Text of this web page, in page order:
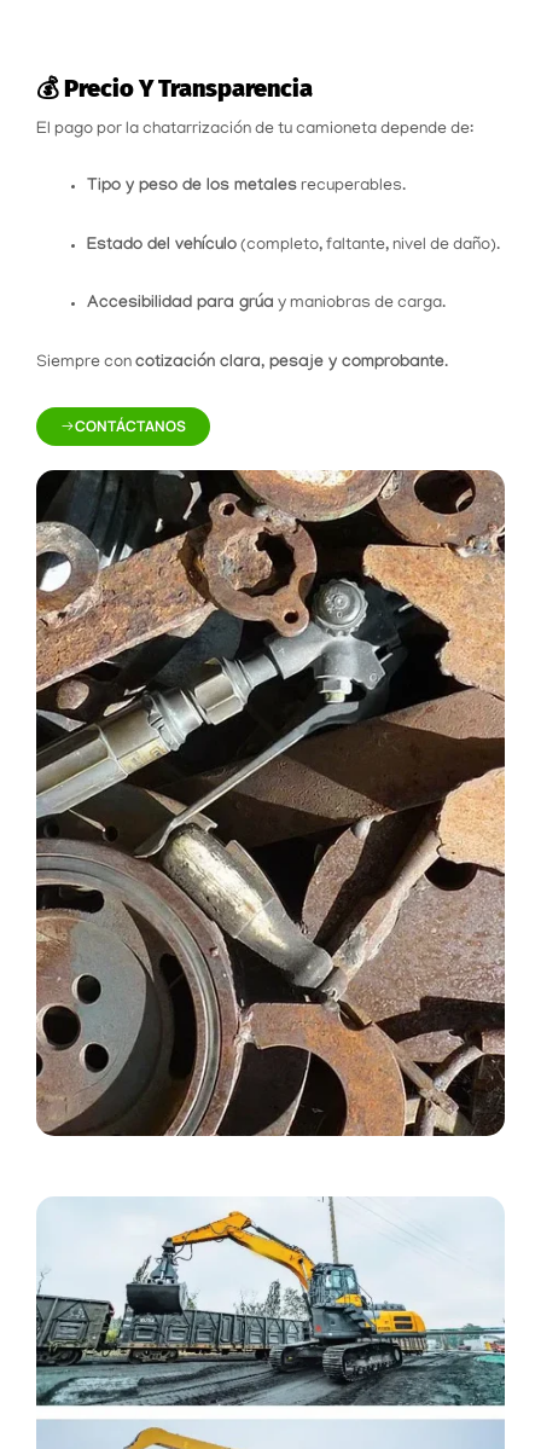
💰 Precio Y Transparencia
El pago por la chatarrización de tu camioneta depende de:
Tipo y peso de los metales recuperables.
Estado del vehículo (completo, faltante, nivel de daño).
Accesibilidad para grúa y maniobras de carga.
Siempre con cotización clara, pesaje y comprobante.
CONTÁCTANOS